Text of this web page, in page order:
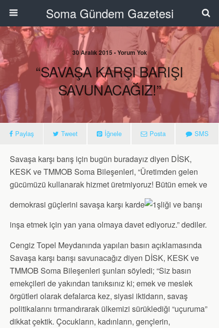
Soma Gündem Gazetesi
30 Aralık 2015 • Yorum Yok
“SAVAŞA KARŞI BARIŞI
SAVUNACAĞIZ!”
Paylaş Tweet İğnele Posta SMS
Savaşa karşı barış için bugün buradayız diyen DİSK,
KESK ve TMMOB Soma Bileşenleri, “Üretimden gelen
gücümüzü kullanarak hizmet üretmiyoruz! Bütün emek ve
demokrasi güçlerini savaşa karşı karde
şliği ve barışı
inşa etmek için yan yana olmaya davet ediyoruz.” dediler.
Cengiz Topel Meydanında yapılan basın açıklamasında
Savaşa karşı barışı savunacağız diyen DİSK, KESK ve
TMMOB Soma Bileşenleri şunları söyledi; “Siz basın
emekçileri de yakından tanıksınız ki; emek ve meslek
örgütleri olarak defalarca kez, siyasi iktidarın, savaş
politikalarını tırmandırarak ülkemizi sürüklediği “uçuruma”
dikkat çektik. Çocukların, kadınların, gençlerin,